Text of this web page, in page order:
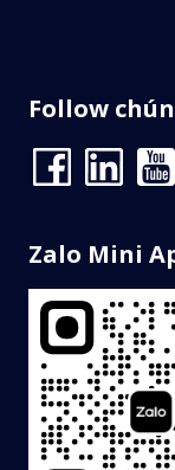
Tuấn
0
Định giá
Follow
Zalo Mini